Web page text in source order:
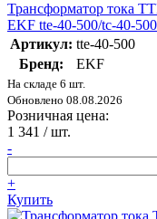
Трансформатор тока
EKF tte-40-500/tc-40-
Артикул: tte-40-500
Бренд:
EKF
На складе 6 шт.
Обновлено 08.08.2026
Розничная цена:
1 341 / шт.
-
+
Купить